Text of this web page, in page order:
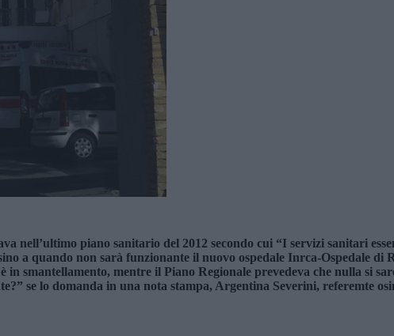
nell’ultimo piano sanitario del 2012 secondo cui “I servizi sanitari
a quando non sarà funzionante il nuovo ospedale Inrca-Ospedale di
in smantellamento, mentre il Piano Regionale prevedeva che nulla si
se lo domanda in una nota stampa, Argentina Severini, referemte